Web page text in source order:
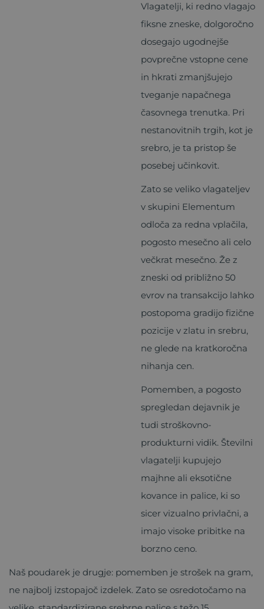
Vlagatelji, ki redno vlagajo
fiksne zneske, dolgoročno
dosegajo ugodnejše
povprečne vstopne cene
in hkrati zmanjšujejo
tveganje napačnega
časovnega trenutka. Pri
nestanovitnih trgih, kot je
srebro, je ta pristop še
posebej učinkovit.
Zato se veliko vlagateljev
v skupini Elementum
odloča za redna vplačila,
pogosto mesečno ali celo
večkrat mesečno. Že z
zneski od približno 50
evrov na transakcijo lahko
postopoma gradijo fizične
pozicije v zlatu in srebru,
ne glede na kratkoročna
nihanja cen.
Pomemben, a pogosto
spregledan dejavnik je
tudi stroškovno-
produkturni vidik. Številni
vlagatelji kupujejo
majhne ali eksotične
kovance in palice, ki so
sicer vizualno privlačni, a
imajo visoke pribitke na
borzno ceno.
Naš poudarek je drugje: pomemben je strošek na gram,
ne najbolj izstopajoč izdelek. Zato se osredotočamo na